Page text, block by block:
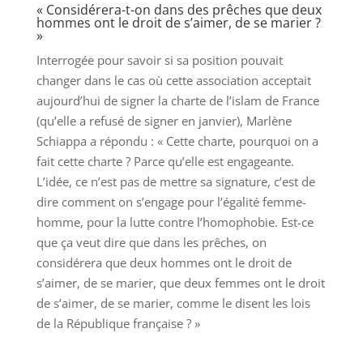
« Considérera-t-on dans des prêches que deux
hommes ont le droit de s’aimer, de se marier ?
»
Interrogée pour savoir si sa position pouvait
changer dans le cas où cette association acceptait
aujourd’hui de signer la charte de l’islam de France
(qu’elle a refusé de signer en janvier), Marlène
Schiappa a répondu : « Cette charte, pourquoi on a
fait cette charte ? Parce qu’elle est engageante.
L’idée, ce n’est pas de mettre sa signature, c’est de
dire comment on s’engage pour l’égalité femme-
homme, pour la lutte contre l’homophobie. Est-ce
que ça veut dire que dans les prêches, on
considérera que deux hommes ont le droit de
s’aimer, de se marier, que deux femmes ont le droit
de s’aimer, de se marier, comme le disent les lois
de la République française ? »